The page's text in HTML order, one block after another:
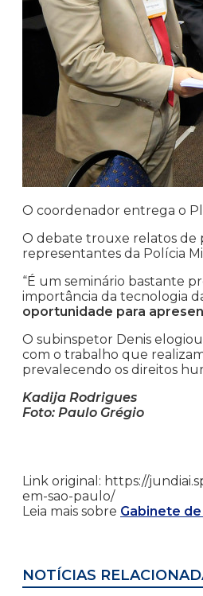
O coordenador entrega o
O debate trouxe relatos de
representantes da Polícia
“É um seminário bastante
importância da tecnologia
oportunidade para
O subinspetor Denis
com o trabalho que
prevalecendo os direitos
Kadija Rodrigues
Foto: Paulo Grégio
Link original: https://
em-sao-paulo/
Leia mais sobre Gabinete
NOTÍCIAS